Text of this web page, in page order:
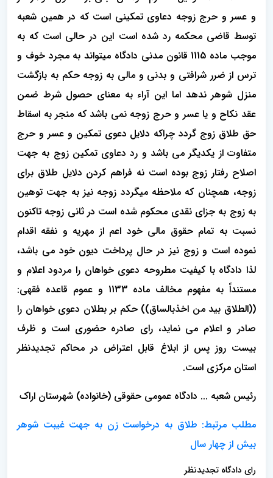
و عسر و حرج زوجه دعاوی تمکینی است که در همین شعبه
توسط قاضی محکمه رد شده است این در حالی است که به
موجب ماده 1115 قانون مدنی دادگاه میتواند به مجرد خوف و
ترس از ضرر شرافتی و بدنی و مالی به زوجه حکم به بازگشت
منزل شوهر ندهد اما این آراء به معنای حصول شرط ضمن
عقد نکاح و یا عسر و حرج زوجه نمی باشد که منجر به اسقاط
حق طلاق زوج گردد چراکه دلایل دعوی تمکین و عسر و حرج
متفاوت از یکدیگر می باشد و رد دعاوی تمکین زوج به جهت
اصلاح رفتار زوج بوده است نه فراهم کردن دلایل طلاق برای
زوجه، همچنان که ملاحظه میگردد زوجه نیز به جهت توهین
به زوج به جزای نقدی محکوم شده است در ثانی زوجه تاکنون
نسبت به تمام حقوق مالی خود اعم از مهریه و نفقه اقدام
نموده است و زوج نیز در حال پرداخت دیون خود می باشد،
لذا دادگاه با کیفیت مطروحه دعوی خواهان را مردود اعلام و
مستنداً به مفهوم مخالف ماده 1133 و عموم قاعده فقهی:
((الطلاق بید من اخذبالساق)) حکم بر بطلان دعوی خواهان را
صادر و اعلام می نماید، رای صادره حضوری است و ظرف
بیست روز پس از ابلاغ قابل اعتراض در محاکم تجدیدنظر
استان مرکزی است.
رئیس شعبه ... دادگاه عمومی حقوقی (خانواده) شهرستان اراک
مطلب مرتبط: طلاق به درخواست زن به جهت غیبت شوهر
بیش از چهار سال
رای دادگاه تجدیدنظر